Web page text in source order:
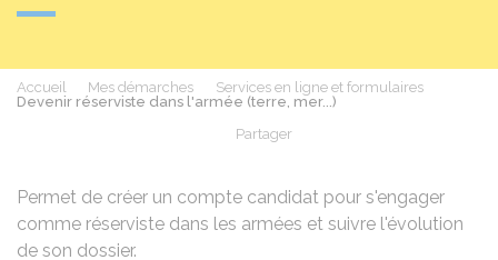
Accueil Mes démarches
Services en ligne et formulaires
Devenir réserviste dans l'armée (terre, mer...)
Partager
Permet de créer un compte candidat pour s'engager
comme réserviste dans les armées et suivre l'évolution
de son dossier.